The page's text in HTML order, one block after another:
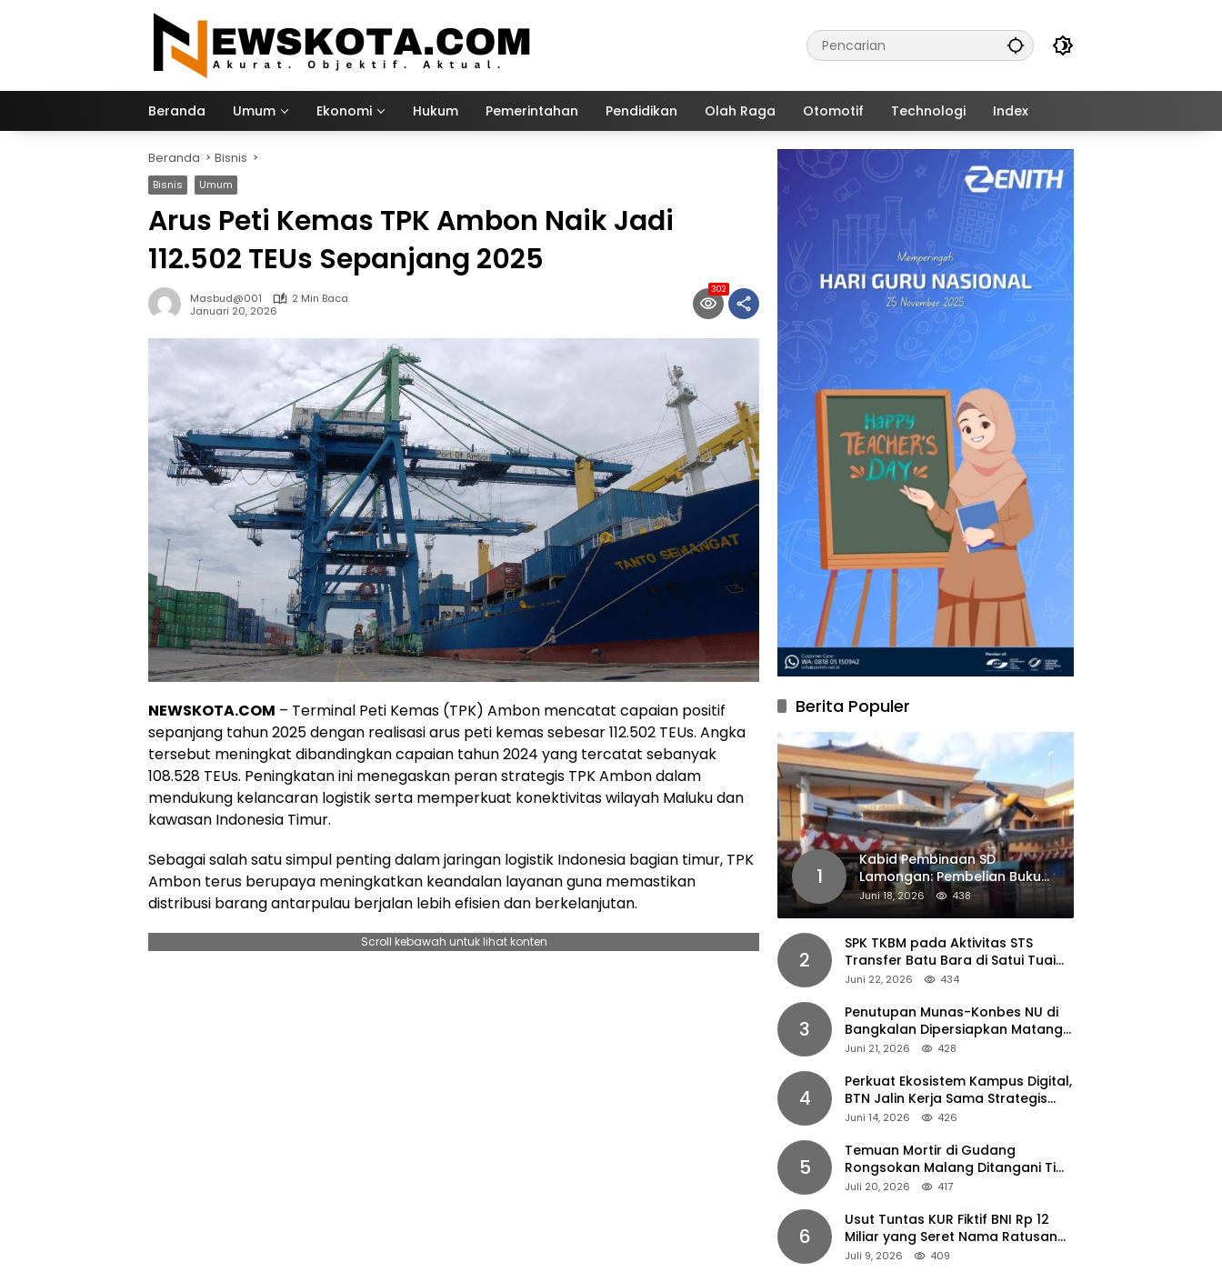
Beranda Umum Ekonomi Hukum Pemerintahan Pendidikan Olah Raga Otomotif Technologi Index
Beranda Bisnis
Bisnis Umum
Arus Peti Kemas TPK Ambon Naik Jadi
112.502 TEUs Sepanjang 2025
Masbud@001
2 Min Baca
Januari 20, 2026
302
NEWSKOTA.COM – Terminal Peti Kemas (TPK) Ambon mencatat capaian positif
sepanjang tahun 2025 dengan realisasi arus peti kemas sebesar 112.502 TEUs. Angka
tersebut meningkat dibandingkan capaian tahun 2024 yang tercatat sebanyak
108.528 TEUs. Peningkatan ini menegaskan peran strategis TPK Ambon dalam
mendukung kelancaran logistik serta memperkuat konektivitas wilayah Maluku dan
kawasan Indonesia Timur.
Sebagai salah satu simpul penting dalam jaringan logistik Indonesia bagian timur, TPK
Ambon terus berupaya meningkatkan keandalan layanan guna memastikan
distribusi barang antarpulau berjalan lebih efisien dan berkelanjutan.
Scroll kebawah untuk lihat konten
Berita Populer
1
Kabid Pembinaan SD
Lamongan: Pembelian Buku
Pendamping Tidak Boleh
Dipaksakan
Juni 18, 2026 438
2
SPK TKBM pada Aktivitas STS
Transfer Batu Bara di Satui Tuai
Sorotan
Juni 22, 2026 434
3
Penutupan Munas-Konbes NU di
Bangkalan Dipersiapkan Matang,
Gus Ipul Turun Tangan
Juni 21, 2026 428
4
Perkuat Ekosistem Kampus Digital,
BTN Jalin Kerja Sama Strategis
dengan UNAIR
Juni 14, 2026 426
5
Temuan Mortir di Gudang
Rongsokan Malang Ditangani Tim
Gegana Polda Jatim
Juli 20, 2026 417
6
Usut Tuntas KUR Fiktif BNI Rp 12
Miliar yang Seret Nama Ratusan
Petani Jember
Juli 9, 2026 409